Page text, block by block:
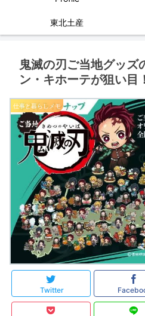
東北土産
鬼滅の刃ご当地グッズ
ン・キホーテが狙い目
仕事と暮らしメモ
Twitter